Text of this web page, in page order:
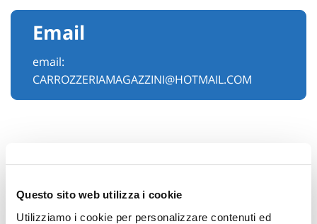
Questo sito web utilizza i cookie
Utilizziamo i cookie per personalizzare contenuti ed
Email
email:
CARROZZERIAMAGAZZINI@HOTMAIL.COM